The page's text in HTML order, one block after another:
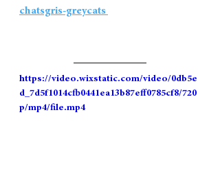
chatsgris-greycats
https://video.wixstatic.com/video/0db5e
d_7d5f1014cfb0441ea13b87eff0785cf8/720
p/mp4/file.mp4